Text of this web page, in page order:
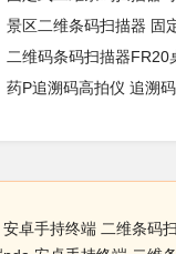
景区二维条码扫描器 固
二维码条码扫描器FR20
药P追溯码高拍仪 追溯
卓手持终端 二维条码